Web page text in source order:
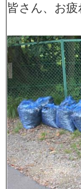
皆さん、お疲